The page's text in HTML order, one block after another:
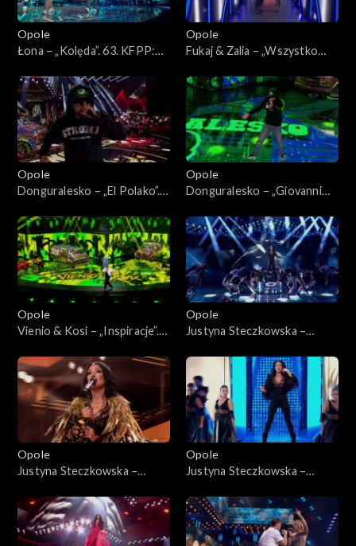
Opole
Łona – „Kolęda”. 63. KFPP:
podwórko 2”
Opole
Fukaj & Zalia – „Wszystko
Koncert „Hip-hop. Jedno
podwórko 2”
Opole
Donguralesko – „El Polako”.
Jedno podwórko 2”
Opole
Donguralesko – „Giovanni
„Hip-hop. Jedno podwórko
Opole
Vienio & Kosi – „Inspiracje”.
Jedno podwórko 2”
Opole
Justyna Steczkowska –
„Premiery”
Opole
Justyna Steczkowska –
siebie”, „Domek z kart”. 63.
KFPP: Koncert „Premiery”
Opole
Justyna Steczkowska –
lustrem świata”, „Każda fala
znajdzie brzeg”. 63. KFPP:
Koncert „Premiery”